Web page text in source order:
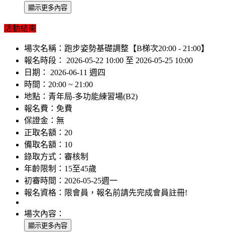
活動結束
場次名稱： 跑步姿勢基礎調整【B梯次20:00 - 21:00】
報名時段：
2026-05-22 10:00 至 2026-05-25 10:00
日期：
2026-06-11 週四
時間： 20:00 ~ 21:00
地點： 青年局-多功能練習場(B2)
報名費： 免費
保證金： 無
正取名額： 20
備取名額： 10
錄取方式： 審核制
年齡限制： 15至45歲
初審時間： 2026-05-25週一
報名資格： 限會員，報名前請先完成會員註冊!
場次內容：